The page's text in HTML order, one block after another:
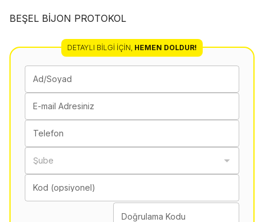
BEŞEL BİJON PROTOKOL
DETAYLI BILGI İÇIN HEMEN DOLDUR!
Ad/Soyad
E-mail Adresiniz
Telefon
Şube
Kod (opsiyonel)
Doğrulama Kodu